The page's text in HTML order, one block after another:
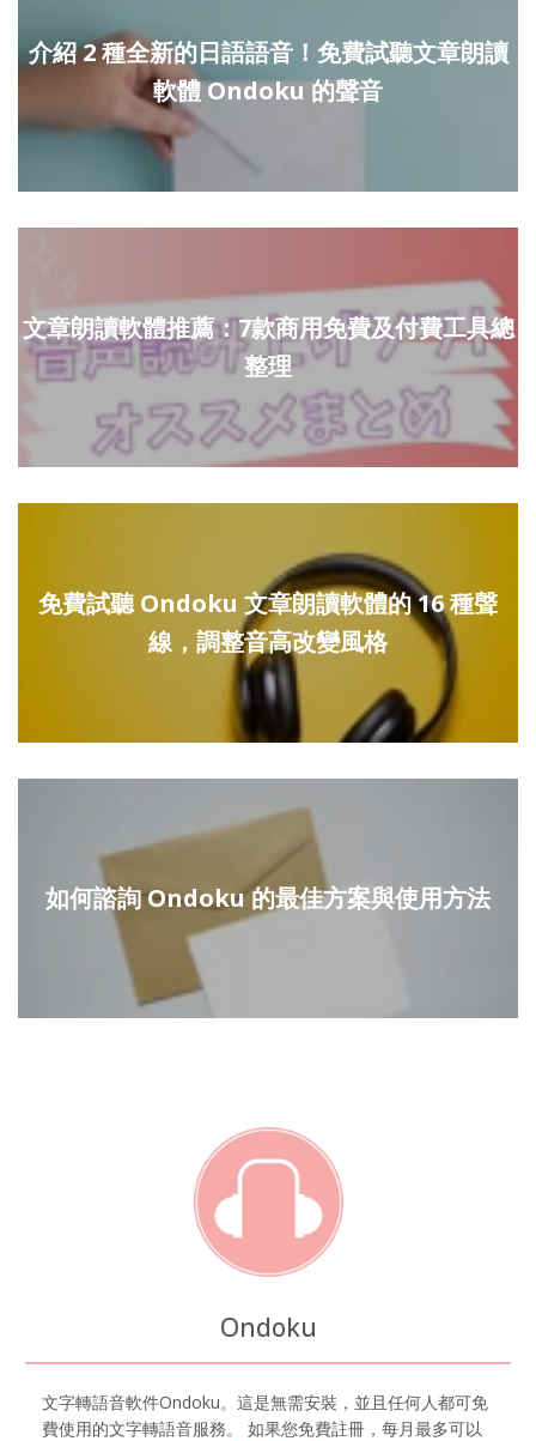
介紹 2 種全新的日語語音！免費試聽文章朗讀
軟體 Ondoku 的聲音
文章朗讀軟體推薦：7款商用免費及付費工具總
整理
免費試聽 Ondoku 文章朗讀軟體的 16 種聲
線，調整音高改變風格
如何諮詢 Ondoku 的最佳方案與使用方法
Ondoku
文字轉語音軟件Ondoku。這是無需安裝，並且任何人都可免
費使用的文字轉語音服務。 如果您免費註冊，每月最多可以